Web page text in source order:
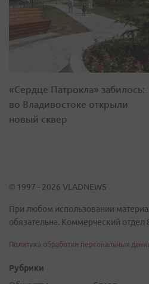
«Сердце Патрокла» забилось:
во Владивостоке открыли
новый сквер
© 1997 - 2026 VLADNEWS
При любом использовании
обязательна. Коммерческий отдел
Политика обработки персональных
Рубрики